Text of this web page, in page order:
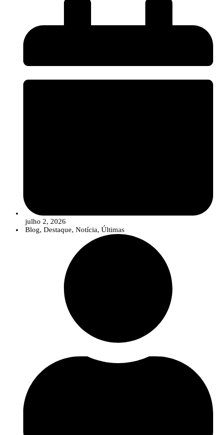
para facilitar o acesso da comunicação social a informação institucional e
promover uma comunicação mais próxima, rigorosa e acessível sobre os
desafios e a inovação na agricultura.
Num contexto em que temas como as alterações climáticas, as pragas e
doenças emergentes, as biosoluções ou a agricultura digital assumem uma
importância crescente, o InPP pretende contribuir para que o debate público
seja sustentado por conhecimento científico sólido e informação baseada na
A nova área reúne diversos recursos destinados a jornalistas e profissionais
da comunicação, incluindo uma apresentação institucional do
InnovPlantProtect, materiais de identidade visual, informação sobre a
organização e os contactos da equipa de comunicação.
Para além destes recursos, o InnovPlantProtect disponibiliza a sua equipa
multidisciplinar para colaborar com os órgãos de comunicação social através
de entrevistas, comentários especializados e esclarecimentos sobre temas
relacionados com a proteção de culturas, inovação agrícola, soluções
biológicas e digitais e investigação aplicada.
julho 2, 2026
Blog, Destaque, Notícia, Últimas